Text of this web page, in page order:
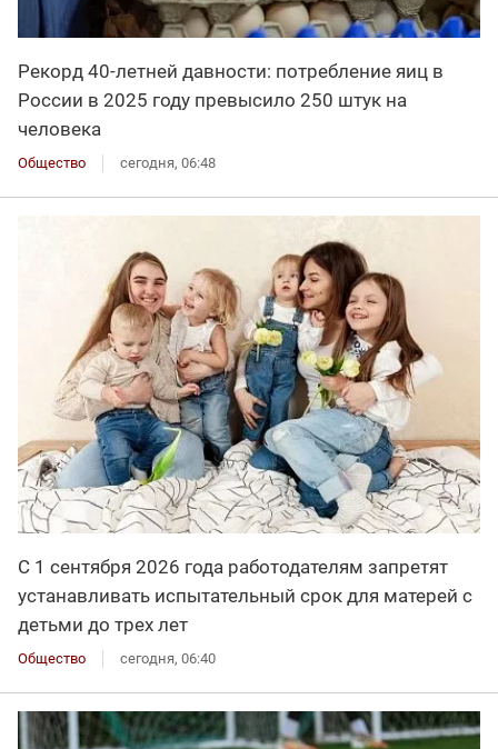
Рекорд 40-летней давности: потребление яиц в
России в 2025 году превысило 250 штук на
человека
Общество сегодня, 06:48
С 1 сентября 2026 года работодателям запретят
устанавливать испытательный срок для матерей с
детьми до трех лет
Общество сегодня, 06:40